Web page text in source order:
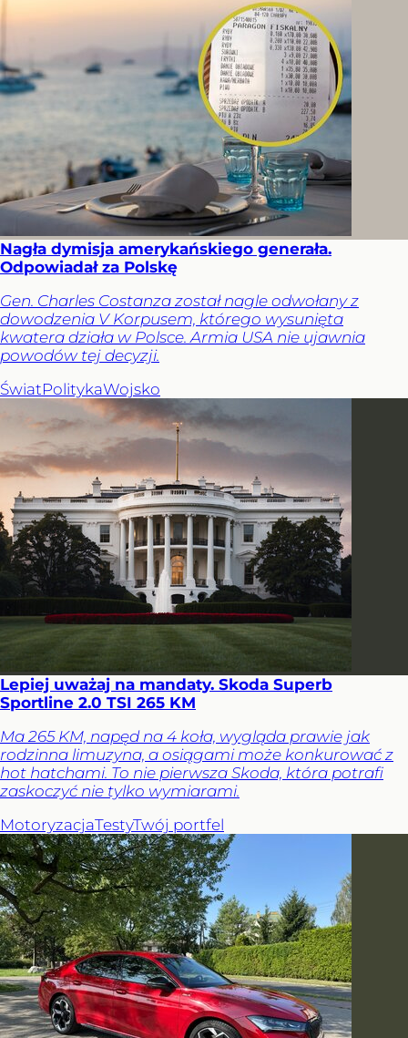
Nagła dymisja amerykańskiego generała.
Odpowiadał za Polskę
Gen. Charles Costanza został nagle odwołany z
dowodzenia V Korpusem, którego wysunięta
kwatera działa w Polsce. Armia USA nie ujawnia
powodów tej decyzji.
ŚwiatPolitykaWojsko
Lepiej uważaj na mandaty. Skoda Superb
Sportline 2.0 TSI 265 KM
Ma 265 KM, napęd na 4 koła, wygląda prawie jak
rodzinna limuzyna, a osiągami może konkurować z
hot hatchami. To nie pierwsza Skoda, która potrafi
zaskoczyć nie tylko wymiarami.
MotoryzacjaTestyTwój portfel